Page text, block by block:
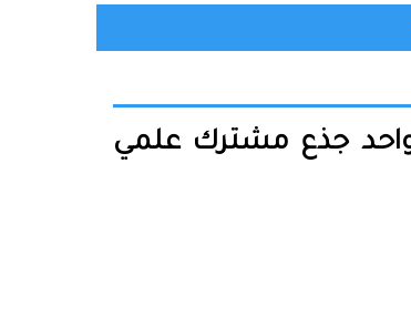
واحد جذع مشترك علمي